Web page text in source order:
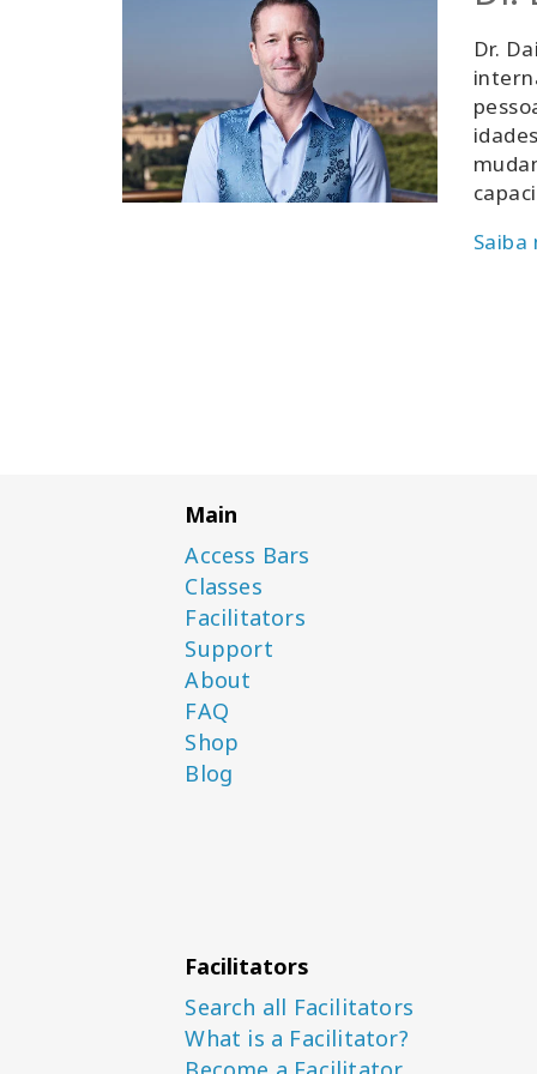
Dr.
Saiba
Main
Access Bars
Classes
Facilitators
Support
About
FAQ
Shop
Blog
Facilitators
Search all Facilitators
What is a Facilitator?